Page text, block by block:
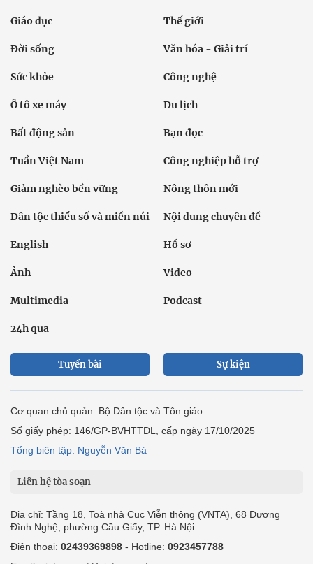
Giáo dục Thế giới
Đời sống Văn hóa - Giải trí
Sức khỏe Công nghệ
Ô tô xe máy Du lịch
Bất động sản Bạn đọc
Tuần Việt Nam Công nghiệp hỗ trợ
Giảm nghèo bền vững Nông thôn mới
Dân tộc thiểu số và miền núi Nội dung chuyên đề
English Hồ sơ
Ảnh Video
Multimedia Podcast
24h qua
Tuyến bài Sự kiện
Cơ quan chủ quản: Bộ Dân tộc và Tôn giáo
Số giấy phép: 146/GP-BVHTTDL, cấp ngày 17/10/2025
Tổng biên tập: Nguyễn Văn Bá
Liên hệ tòa soạn
Địa chỉ: Tầng 18, Toà nhà Cục Viễn thông (VNTA), 68 Dương
Đình Nghệ, phường Cầu Giấy, TP. Hà Nội.
Điện thoại: 02439369898 - Hotline: 0923457788